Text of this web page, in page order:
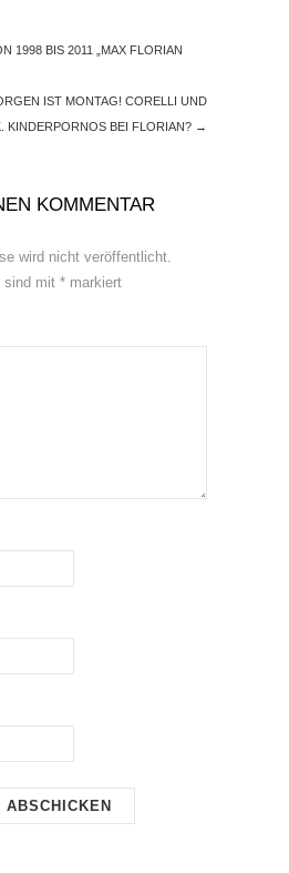
1998 BIS 2011 „MAX FLORIAN
IST MONTAG! CORELLI UND
KINDERPORNOS BEI FLORIAN? →
KOMMENTAR
wird nicht veröffentlicht.
sind mit * markiert